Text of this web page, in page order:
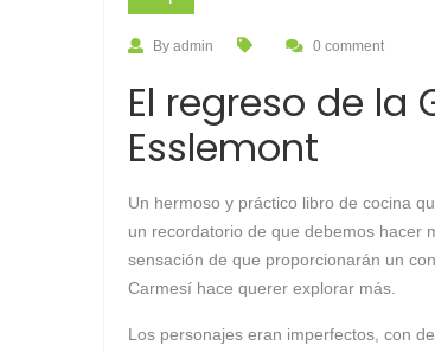
By admin 0 comment
El regreso de la
Esslemont
Un hermoso y práctico libro de cocina
un recordatorio de que debemos hacer
sensación de que proporcionarán un
Carmesí hace querer explorar más.
Los personajes eran imperfectos, con